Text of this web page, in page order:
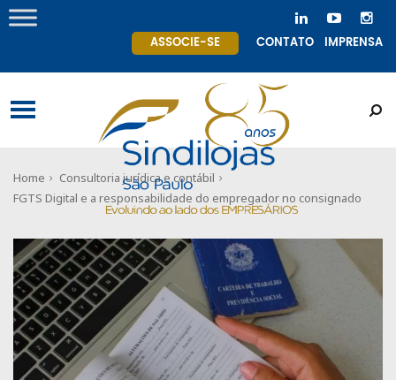
ASSOCIE-SE CONTATO IMPRENSA
Home
Consultoria jurídica e contábil
FGTS Digital e a responsabilidade do empregador no consignado